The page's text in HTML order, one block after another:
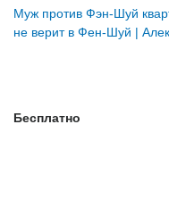
Муж против Фэн-Шуй
не верит в Фен-Шуй |
Бесплатно